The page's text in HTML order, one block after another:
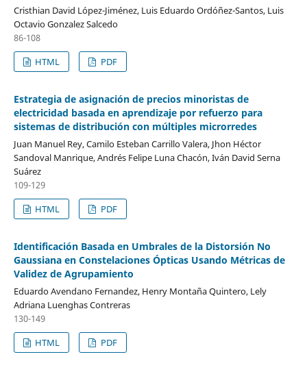
Cristhian David López-Jiménez, Luis Eduardo Ordóñez-Santos, Luis
Octavio Gonzalez Salcedo
86-108
HTML
PDF
Estrategia de asignación de precios minoristas de
electricidad basada en aprendizaje por refuerzo para
sistemas de distribución con múltiples microrredes
Juan Manuel Rey, Camilo Esteban Carrillo Valera, Jhon Héctor
Sandoval Manrique, Andrés Felipe Luna Chacón, Iván David Serna
Suárez
109-129
HTML
PDF
Identificación Basada en Umbrales de la Distorsión No
Gaussiana en Constelaciones Ópticas Usando Métricas de
Validez de Agrupamiento
Eduardo Avendano Fernandez, Henry Montaña Quintero, Lely
Adriana Luenghas Contreras
130-149
HTML
PDF